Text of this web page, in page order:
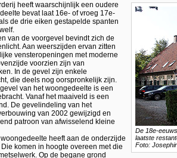
De 18e-
laatste
Foto:
heeft waarschijnlijk een oudere
bevat laat 16e- of vroeg 17e-
de drie eiken gestapelde spanten
van de voorgevel bevindt zich de
Aan weerszijden ervan zitten
vensteropeningen met moderne
voorzien zijn van
In de gevel zijn enkele
die deels nog oorspronkelijk zijn.
van het woongedeelte is een
Vanaf het maaiveld is een
De gevelindeling van het
van 2002 gewijzigd en
patroon van afwisselend kleine
heeft aan de onderzijde
komen in hoogte overeen met die
Op de begane grond